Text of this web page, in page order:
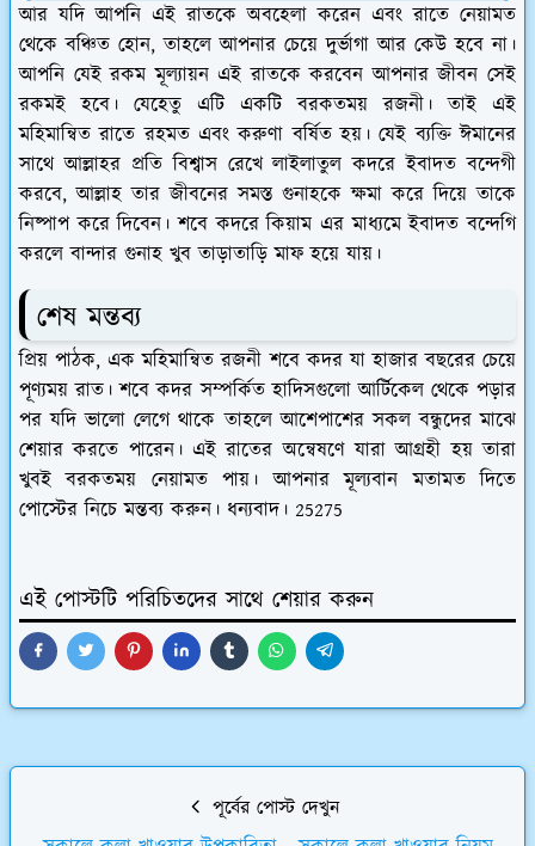
আর যদি আপনি এই রাতকে অবহেলা করেন এবং রাতে নেয়ামত
থেকে বঞ্চিত হোন, তাহলে আপনার চেয়ে দুর্ভাগা আর কেউ হবে না।
আপনি যেই রকম মূল্যায়ন এই রাতকে করবেন আপনার জীবন সেই
রকমই হবে। যেহেতু এটি একটি বরকতময় রজনী। তাই এই
মহিমান্বিত রাতে রহমত এবং করুণা বর্ষিত হয়। যেই ব্যক্তি ঈমানের
সাথে আল্লাহর প্রতি বিশ্বাস রেখে লাইলাতুল কদরে ইবাদত বন্দেগী
করবে, আল্লাহ তার জীবনের সমস্ত গুনাহকে ক্ষমা করে দিয়ে তাকে
নিষ্পাপ করে দিবেন। শবে কদরে কিয়াম এর মাধ্যমে ইবাদত বন্দেগি
করলে বান্দার গুনাহ খুব তাড়াতাড়ি মাফ হয়ে যায়।
শেষ মন্তব্য
প্রিয় পাঠক, এক মহিমান্বিত রজনী শবে কদর যা হাজার বছরের চেয়ে
পূণ্যময় রাত। শবে কদর সম্পর্কিত হাদিসগুলো আর্টিকেল থেকে পড়ার
পর যদি ভালো লেগে থাকে তাহলে আশেপাশের সকল বন্ধুদের মাঝে
শেয়ার করতে পারেন। এই রাতের অন্বেষণে যারা আগ্রহী হয় তারা
খুবই বরকতময় নেয়ামত পায়। আপনার মূল্যবান মতামত দিতে
পোস্টের নিচে মন্তব্য করুন। ধন্যবাদ। 25275
এই পোস্টটি পরিচিতদের সাথে শেয়ার করুন
পূর্বের পোস্ট দেখুন